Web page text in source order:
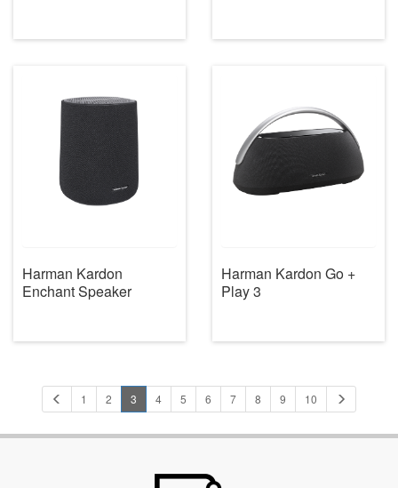
Harman Kardon
Enchant Speaker
Harman Kardon Go +
Play 3
1 2 3 4 5 6 7 8 9 10